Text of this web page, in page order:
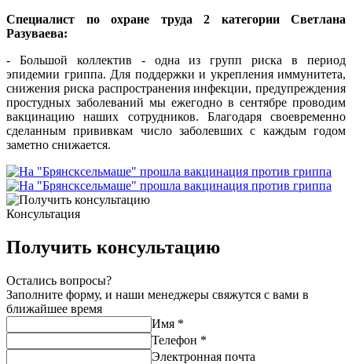
Специалист по охране труда 2 категории Светлана
Разуваева:
- Большой коллектив - одна из групп риска в период
эпидемии гриппа. Для поддержки и укрепления иммунитета,
снижения риска распространения инфекции, предупреждения
простудных заболеваний мы ежегодно в сентябре проводим
вакцинацию наших сотрудников. Благодаря своевременно
сделанным прививкам число заболевших с каждым годом
заметно снижается.
Консультация
Получить консультацию
Остались вопросы?
Заполните форму, и наши менеджеры свяжутся с вами в
ближайшее время
Имя *
Телефон *
Электронная почта